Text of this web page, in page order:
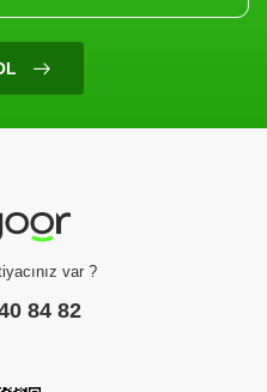
var ?
84 82